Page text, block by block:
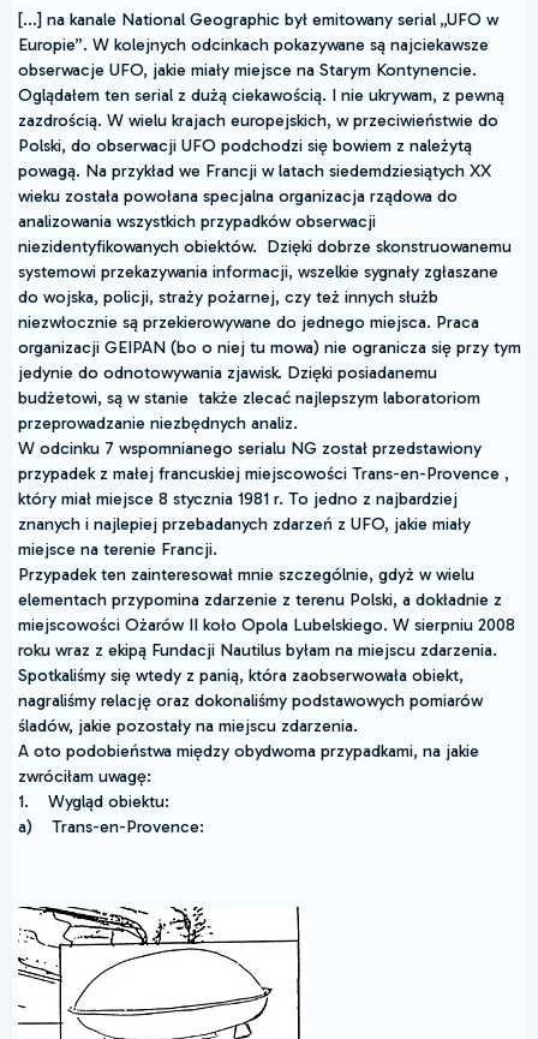
[...] na kanale National Geographic był emitowany serial „UFO w
Europie”. W kolejnych odcinkach pokazywane są najciekawsze
obserwacje UFO, jakie miały miejsce na Starym Kontynencie.
Oglądałem ten serial z dużą ciekawością. I nie ukrywam, z pewną
zazdrością. W wielu krajach europejskich, w przeciwieństwie do
Polski, do obserwacji UFO podchodzi się bowiem z należytą
powagą. Na przykład we Francji w latach siedemdziesiątych XX
wieku została powołana specjalna organizacja rządowa do
analizowania wszystkich przypadków obserwacji
niezidentyfikowanych obiektów. Dzięki dobrze skonstruowanemu
systemowi przekazywania informacji, wszelkie sygnały zgłaszane
do wojska, policji, straży pożarnej, czy też innych służb
niezwłocznie są przekierowywane do jednego miejsca. Praca
organizacji GEIPAN (bo o niej tu mowa) nie ogranicza się przy tym
jedynie do odnotowywania zjawisk. Dzięki posiadanemu
budżetowi, są w stanie także zlecać najlepszym laboratoriom
przeprowadzanie niezbędnych analiz.
W odcinku 7 wspomnianego serialu NG został przedstawiony
przypadek z małej francuskiej miejscowości Trans-en-Provence ,
który miał miejsce 8 stycznia 1981 r. To jedno z najbardziej
znanych i najlepiej przebadanych zdarzeń z UFO, jakie miały
miejsce na terenie Francji.
Przypadek ten zainteresował mnie szczególnie, gdyż w wielu
elementach przypomina zdarzenie z terenu Polski, a dokładnie z
miejscowości Ożarów II koło Opola Lubelskiego. W sierpniu 2008
roku wraz z ekipą Fundacji Nautilus byłam na miejscu zdarzenia.
Spotkaliśmy się wtedy z panią, która zaobserwowała obiekt,
nagraliśmy relację oraz dokonaliśmy podstawowych pomiarów
śladów, jakie pozostały na miejscu zdarzenia.
A oto podobieństwa między obydwoma przypadkami, na jakie
zwróciłam uwagę:
1. Wygląd obiektu:
a) Trans-en-Provence: